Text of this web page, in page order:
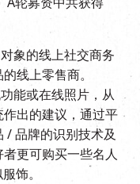
象的线上社交商务
线上零售商。
能或在线照片，从
出的建议，通过平
/ 品牌的识别技术及
更可购买一些名人
饰。